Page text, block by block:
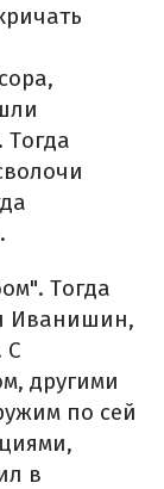
Тогда
Иванишин,
С
другими
по сей
в